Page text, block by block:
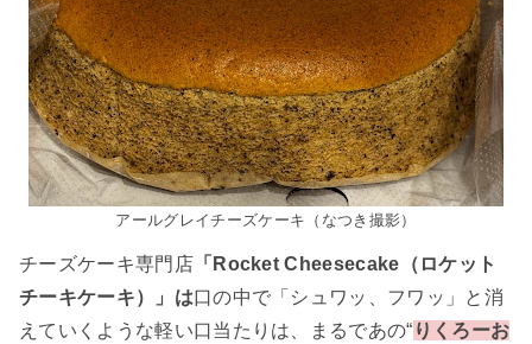
アールグレイチーズケーキ（なつき撮影）
チーズケーキ専門店「Rocket Cheesecake（ロケット
チーキケーキ）」は口の中で「シュワッ、フワッ」と消
えていくような軽い口当たりは、まるであの“ りくろーお